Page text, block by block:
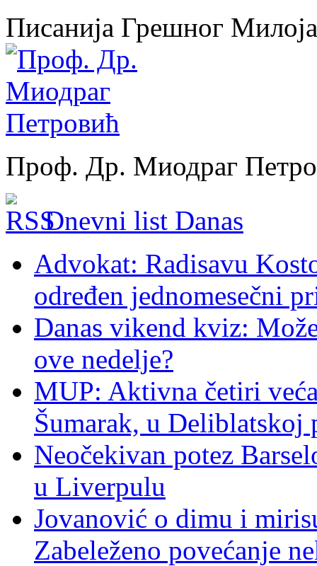
Писанија Грешног Милоја
Проф. Др. Миодраг
Dnevni list Danas
Advokat: Radisavu
određen jednomesečni
Danas vikend kviz:
ove nedelje?
MUP: Aktivna četiri
Šumarak, u Deliblatskoj
Neočekivan potez
u Liverpulu
Jovanović o dimu i
Zabeleženo povećanje